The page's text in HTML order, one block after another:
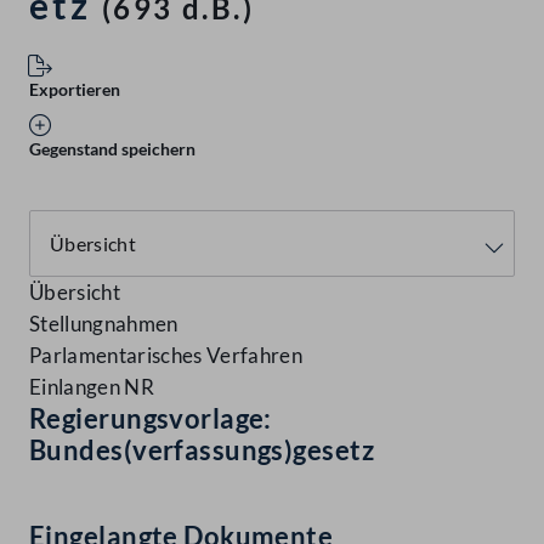
(693 d.B.)
Exportieren
Gegenstand speichern
Übersicht
Stellungnahmen
Parlamentarisches Verfahren
Einlangen NR
Regierungsvorlage:
Bundes(verfassungs)gesetz
Eingelangte Dokumente